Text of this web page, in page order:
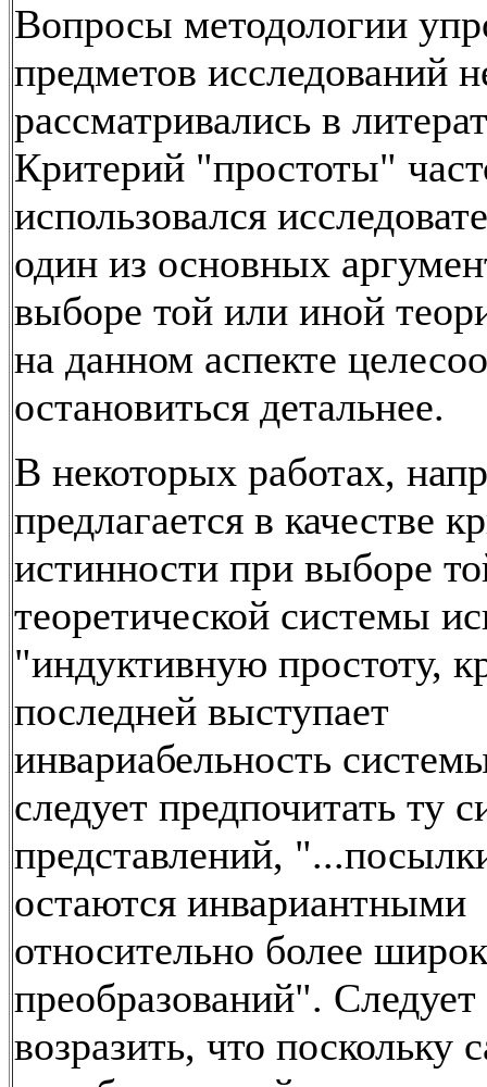
Вопросы методологии
предметов исследований
рассматривались в
Критерий "простоты"
использовался
один из основных
выборе той или иной
на данном аспекте
остановиться детальнее.
В некоторых работах,
предлагается в качестве
истинности при выборе
теоретической системы
"индуктивную простоту,
последней выступает
инвариабельность
следует предпочитать ту
представлений,
остаются инвариантными
относительно более
преобразований". Следует
возразить, что поскольку